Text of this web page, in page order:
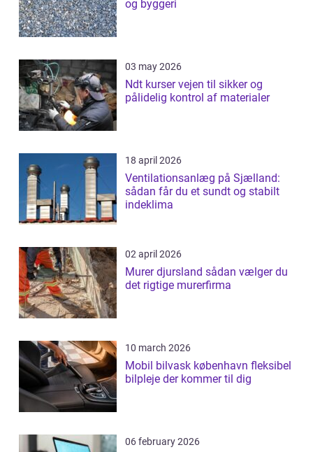
og byggeri
03 may 2026
Ndt kurser vejen til sikker og
pålidelig kontrol af materialer
18 april 2026
Ventilationsanlæg på Sjælland:
sådan får du et sundt og stabilt
indeklima
02 april 2026
Murer djursland sådan vælger du
det rigtige murerfirma
10 march 2026
Mobil bilvask københavn fleksibel
bilpleje der kommer til dig
06 february 2026